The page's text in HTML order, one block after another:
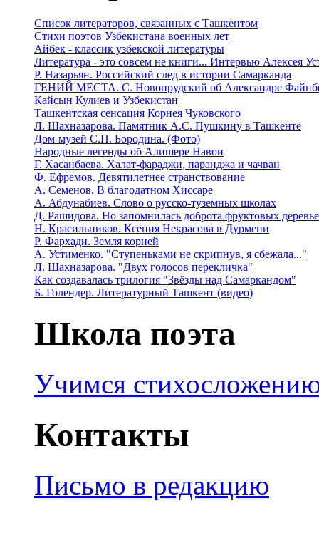
Список литераторов, связанных с Ташкентом
Стихи поэтов Узбекистана военных лет
Айбек - классик узбекской литературы
Литература - это совсем не книги... Интервью Алексея
Р. Назарьян. Российский след в истории Самарканда
ГЕНИЙ МЕСТА. C. Новопрудский об Александре
Кайсын Кулиев и Узбекистан
Ташкентская сенсация Корнея Чуковского
Л. Шахназарова. Памятник А.С. Пушкину в Ташкенте
Дом-музей С.П. Бородина. (Фото)
Народные легенды об Алишере Навои
Г. Хасанбаева. Халат-фараджи, паранджа и чачван
Ф. Ефремов. Девятилетнее странствование
А. Семенов. В благодатном Хиссаре
А. Абдунабиев. Слово о русско-туземных школах
Д. Рашидова. Но запомнилась доброта фруктовых
Н. Красильников. Ксения Некрасова в Дурмени
Р. Фархади. Земля корней
А. Устименко. "Ступеньками не скрипнув, я сбежала..."
Л. Шахназарова. "Двух голосов перекличка"
Как создавалась трилогия "Звёзды над Самаркандом"
Б. Голендер. Литературный Ташкент (видео)
Школа поэта
Учимся
Контакты
Письмо в редакцию